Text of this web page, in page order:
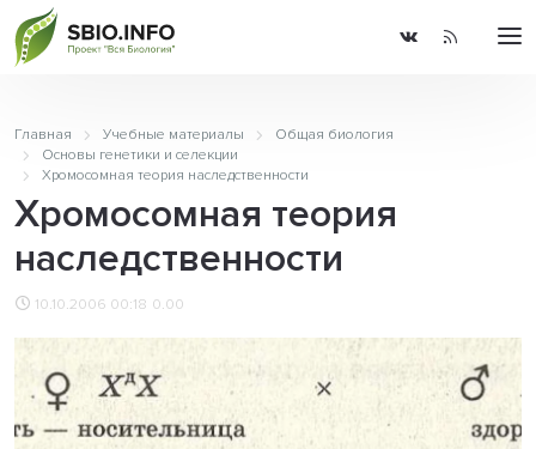
Главная Учебные материалы
Общая биология
Основы генетики и селекции
Хромосомная теория наследственности
Хромосомная теория
наследственности
10.10.2006 00:18 0.00